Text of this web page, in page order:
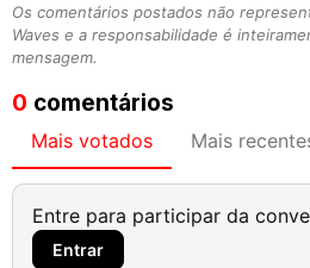
Os comentários postados não
Waves e a responsabilidade é
mensagem.
0 comentários
Mais votados Mais
Entre para participar da
Entrar